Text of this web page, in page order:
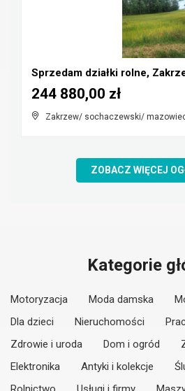
Sprzedam działki rolne,
Zakrzew/ sochaczewski/
244 880,00 zł
ZOBACZ WIĘCEJ
Kategorie
Motoryzacja Moda damska
Dla dzieci
Nieruchomości
Zdrowie i uroda
Dom i ogród
Elektronika
Antyki i kolekcje